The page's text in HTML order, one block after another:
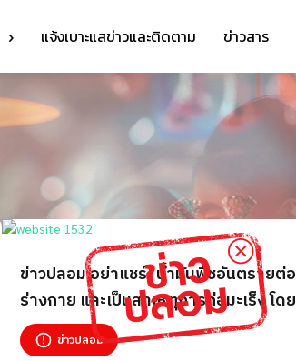
แจ้งเบาะแสข่าวและติดตาม ข่าวสาร
ข่าวปลอม อย่าแชร์! น้ำมันพืชอันตรายต่อ
ร่างกาย และเป็นสาเหตุการก่อมะเร็ง โดย
เฉพาะมะเร็งปอด
ข่าวปลอม